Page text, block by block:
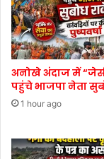
अनोखे अंदाज में
पहुंचे भाजपा नेता
1 hour ago